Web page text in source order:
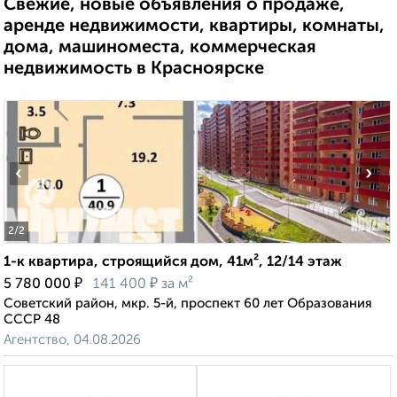
Свежие, новые объявления о продаже,
аренде недвижимости, квартиры, комнаты,
дома, машиноместа, коммерческая
недвижимость в Красноярске
2/2
‹ ›
1-к квартира, строящийся дом, 41м², 12/14 этаж
5 780 000 ₽ 141 400 ₽ за м²
Советский район, мкр. 5-й, проспект 60 лет Образования
СССР 48
Агентство, 04.08.2026